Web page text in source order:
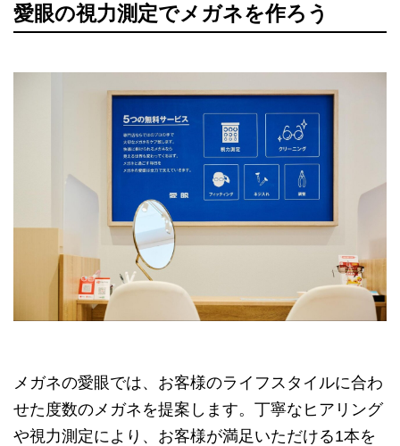
愛眼の視力測定でメガネを作ろう
メガネの愛眼では、お客様のライフスタイルに合わ
せた度数のメガネを提案します。丁寧なヒアリング
や視力測定により、お客様が満足いただける1本を